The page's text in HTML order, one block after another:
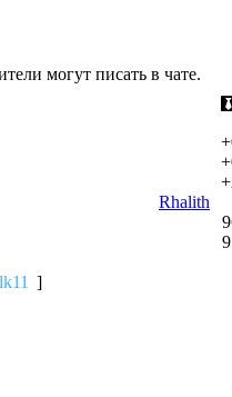
могут писать в чате.
Rhalith
]